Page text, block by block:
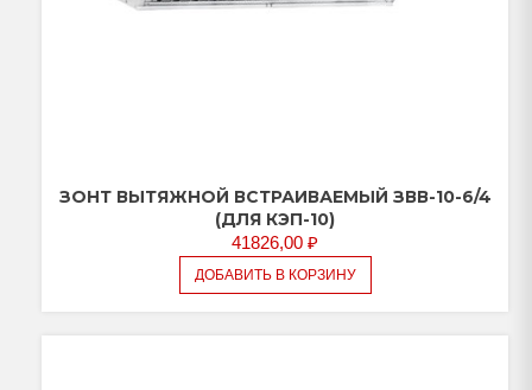
ЗОНТ ВЫТЯЖНОЙ ВСТРАИВАЕМЫЙ ЗВВ-10-6/4
(ДЛЯ КЭП-10)
41826,00 ₽
ДОБАВИТЬ В КОРЗИНУ